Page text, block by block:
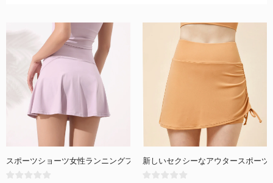
スポーツショーツ女性ランニングフィットネス速乾性小さな白いスカー
新しいセクシーなアウタースポー